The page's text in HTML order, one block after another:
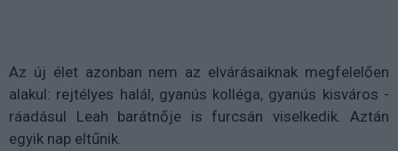
Az új élet azonban nem az elvárásaiknak megfelelően
alakul: rejtélyes halál, gyanús kolléga, gyanús kisváros -
ráadásul Leah barátnője is furcsán viselkedik. Aztán
egyik nap eltűnik.